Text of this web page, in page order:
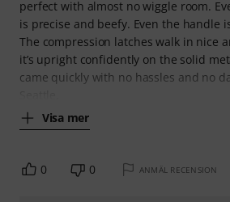
perfect with almost no wiggle room.
is precise and beefy. Even the handle
The compression latches walk in nice
it’s upright confidently on the solid
came quickly with no hassles and no
Visa mer
0 0 ANMÄL RECENSION